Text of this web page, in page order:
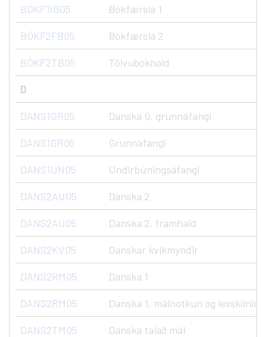
BÓKF1IB05 Bókfærsla 1
BÓKF2FB05 Bókfærsla 2
BÓKF2TB05 Tölvubókhald
D
DANS1GR05 Danska 0, grunnáfangi
DANS1GR05 Grunnáfangi
DANS1UN05 Undirbúningsáfangi
DANS2AU05 Danska 2
DANS2AU05 Danska 2, framhald
DANS2KV05 Danskar kvikmyndir
DANS2RM05 Danska 1
DANS2RM05 Danska 1, málnotkun og
DANS2TM05 Danska talað mál